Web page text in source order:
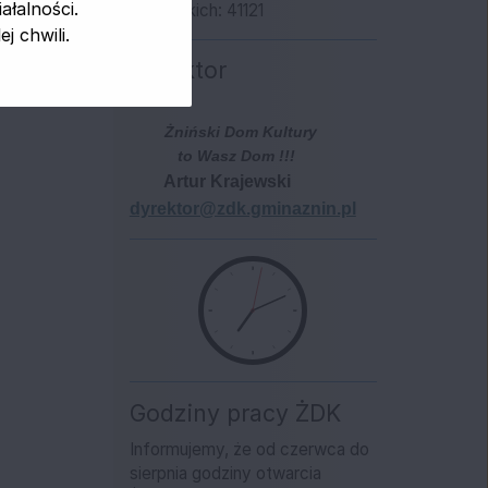
Wszystkich: 41121
Dyrektor
Żniński Dom Kultury
to Wasz Dom !!!
Artur Krajewski
dyrektor@zdk.gminaznin.pl
Godziny pracy ŻDK
Informujemy, że od czerwca do
sierpnia godziny otwarcia
chwili.